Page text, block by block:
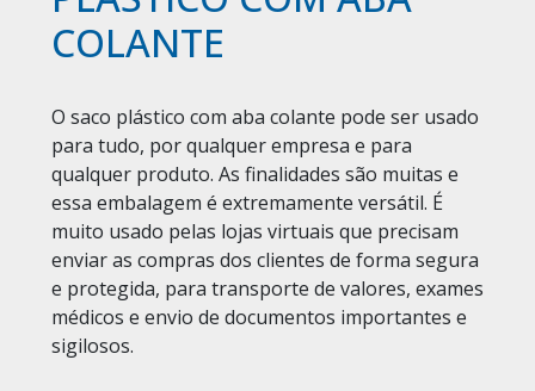
COLANTE
O saco plástico com aba colante pode ser usado
para tudo, por qualquer empresa e para
qualquer produto. As finalidades são muitas e
essa embalagem é extremamente versátil. É
muito usado pelas lojas virtuais que precisam
enviar as compras dos clientes de forma segura
e protegida, para transporte de valores, exames
médicos e envio de documentos importantes e
sigilosos.